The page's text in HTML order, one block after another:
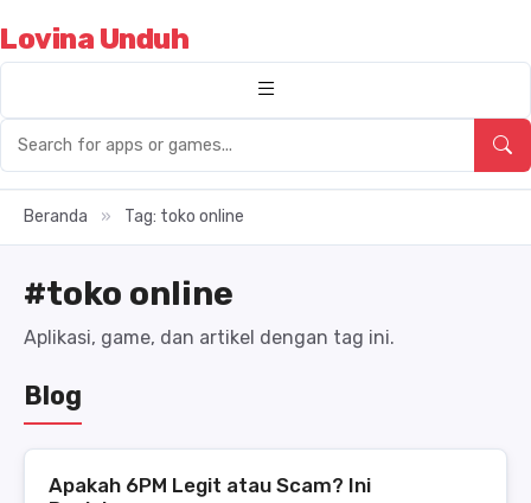
Lovina Unduh
Beranda » Tag: toko online
#toko online
Aplikasi, game, dan artikel dengan tag ini.
Blog
Apakah 6PM Legit atau Scam? Ini